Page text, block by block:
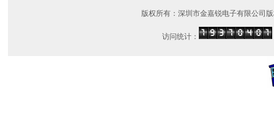
版权所有：深圳市金嘉锐电子有限公司
访问统计：